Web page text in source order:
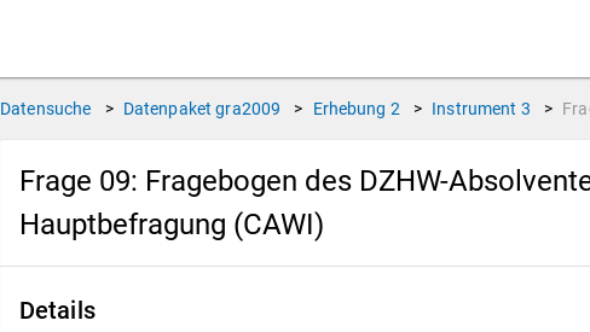
Datensuche > Datenpaket gra2009 > Erhebung 2 > Instrument 3 >
Frage 09: Fragebogen des DZHW-
Hauptbefragung (CAWI)
Details